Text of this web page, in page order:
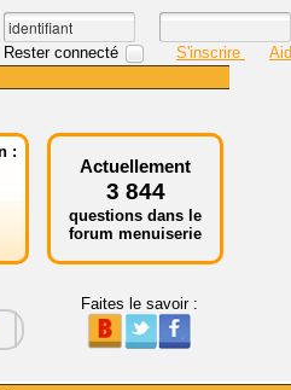
Rester connecté S'inscrire
:
Actuellement
3 844
questions dans le
forum menuiserie
Faites le savoir :